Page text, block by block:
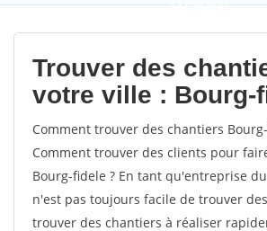
9,5(100%)64
votes
Trouver des
votre ville : Bourg-
Comment trouver des chantiers
Comment trouver des clients pour
Bourg-fidele ? En tant qu'entreprise
n'est pas toujours facile de trouver
trouver des chantiers à réaliser